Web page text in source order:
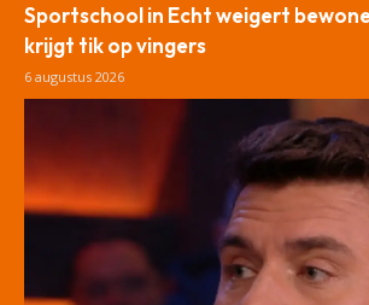
Sportschool in Echt weigert
krijgt tik op vingers
6 augustus 2026